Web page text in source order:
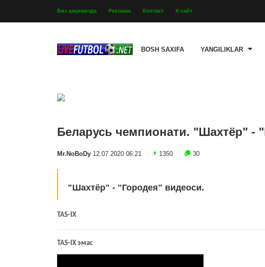
Биз ҳақимизда Реклама Контакт Х-сайт
BOSH SAXIFA YANGILIKLAR
Беларусь чемпионати. "Шахтёр" -
Mr.NoBoDy 12.07.2020 06:21 1350 30
"Шахтёр" - "Городея" видеоси.
TAS-IX
TAS-IX эмас